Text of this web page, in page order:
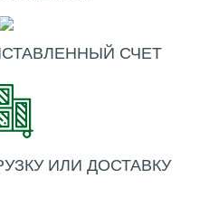
СЧЕТ
ИЛИ ДОСТАВКУ